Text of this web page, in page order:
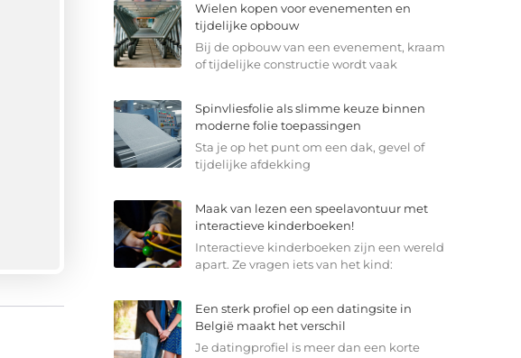
Wielen kopen voor evenementen en
tijdelijke opbouw
Bij de opbouw van een evenement, kraam
of tijdelijke constructie wordt vaak
Spinvliesfolie als slimme keuze binnen
moderne folie toepassingen
Sta je op het punt om een dak, gevel of
tijdelijke afdekking
Maak van lezen een speelavontuur met
interactieve kinderboeken!
Interactieve kinderboeken zijn een wereld
apart. Ze vragen iets van het kind:
Een sterk profiel op een datingsite in
België maakt het verschil
Je datingprofiel is meer dan een korte